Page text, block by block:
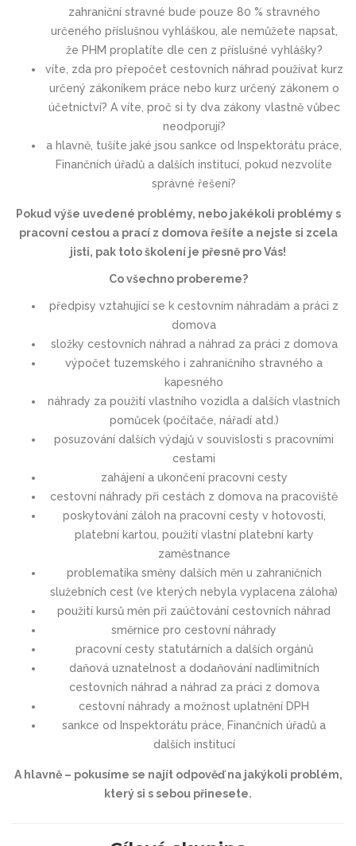
zahraniční stravné bude pouze 80 % stravného
určeného příslušnou vyhláškou, ale nemůžete napsat,
že PHM proplatíte dle cen z příslušné vyhlášky?
víte, zda pro přepočet cestovních náhrad používat kurz
určený zákoníkem práce nebo kurz určený zákonem o
účetnictví? A víte, proč si ty dva zákony vlastně vůbec
neodporují?
a hlavně, tušíte jaké jsou sankce od Inspektorátu práce,
Finančních úřadů a dalších institucí, pokud nezvolíte
správné řešení?
Pokud výše uvedené problémy, nebo jakékoli problémy s
pracovní cestou a prací z domova řešíte a nejste si zcela
jisti, pak toto školení je přesně pro Vás!
Co všechno probereme?
předpisy vztahující se k cestovním náhradám a práci z
domova
složky cestovních náhrad a náhrad za práci z domova
výpočet tuzemského i zahraničního stravného a
kapesného
náhrady za použití vlastního vozidla a dalších vlastních
pomůcek (počítače, nářadí atd.)
posuzování dalších výdajů v souvislosti s pracovními
cestami
zahájení a ukončení pracovní cesty
cestovní náhrady při cestách z domova na pracoviště
poskytování záloh na pracovní cesty v hotovosti,
platební kartou, použití vlastní platební karty
zaměstnance
problematika směny dalších měn u zahraničních
služebních cest (ve kterých nebyla vyplacena záloha)
použití kursů měn při zaúčtování cestovních náhrad
směrnice pro cestovní náhrady
pracovní cesty statutárních a dalších orgánů
daňová uznatelnost a dodaňování nadlimitních
cestovních náhrad a náhrad za práci z domova
cestovní náhrady a možnost uplatnění DPH
sankce od Inspektorátu práce, Finančních úřadů a
dalších institucí
A hlavně – pokusíme se najít odpověď na jakýkoli problém,
který si s sebou přinesete.